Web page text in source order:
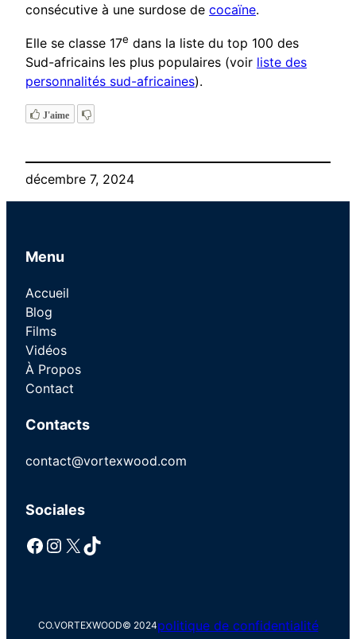
consécutive à une surdose de cocaïne.
Elle se classe 17e dans la liste du top 100 des
Sud-africains les plus populaires (voir liste des
personnalités sud-africaines).
J'aime
décembre 7, 2024
Menu
Accueil
Blog
Films
Vidéos
À Propos
Contact
Contacts
contact@vortexwood.com
Sociales
Facebook Instagram X TikTok
CO.VORTEXWOOD© 2024politique de confidentialité